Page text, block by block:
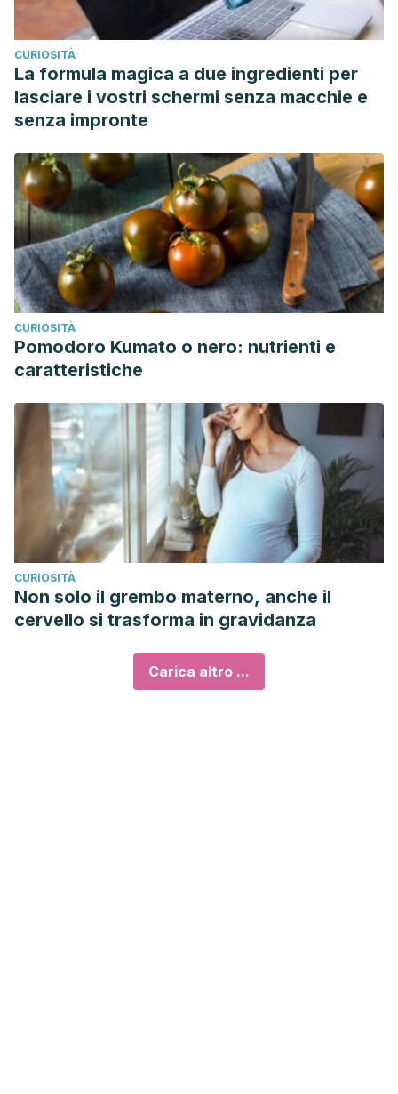
CURIOSITÀ
La formula magica a due ingredienti per
lasciare i vostri schermi senza macchie e
senza impronte
CURIOSITÀ
Pomodoro Kumato o nero: nutrienti e
caratteristiche
CURIOSITÀ
Non solo il grembo materno, anche il
cervello si trasforma in gravidanza
Carica altro ...